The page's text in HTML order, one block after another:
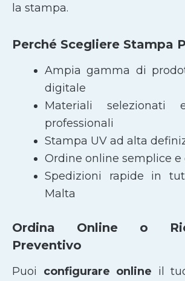
la stampa.
Perché Scegliere Stampa
Ampia gamma di
digitale
Materiali selezionati
professionali
Stampa UV ad alta
Ordine online semplice e
Spedizioni rapide in
Malta
Ordina Online o
Preventivo
Puoi configurare online il